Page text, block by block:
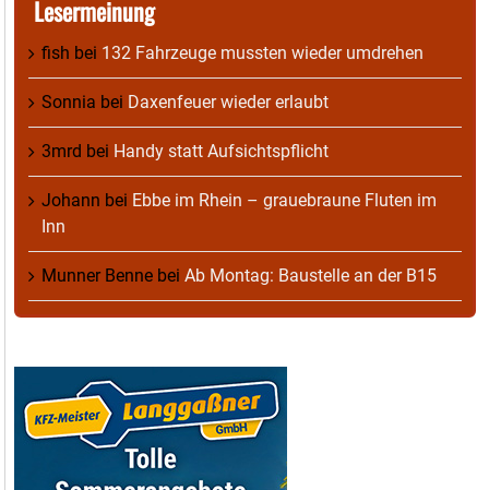
Lesermeinung
fish bei 132 Fahrzeuge mussten wieder umdrehen
Sonnia bei Daxenfeuer wieder erlaubt
3mrd bei Handy statt Aufsichtspflicht
Johann bei Ebbe im Rhein – grauebraune Fluten im
Inn
Munner Benne bei Ab Montag: Baustelle an der B15